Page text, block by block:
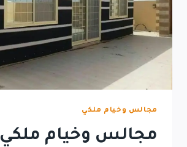
مجالس وخيام ملكي
مجالس وخيام ملكي